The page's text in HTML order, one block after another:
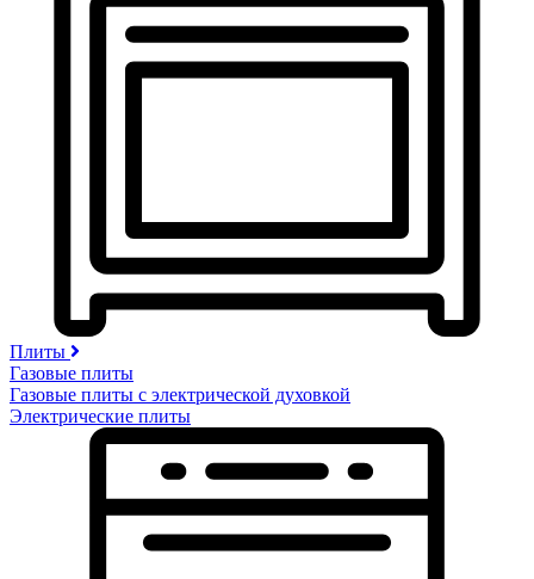
Плиты
Газовые плиты
Газовые плиты с электрической духовкой
Электрические плиты